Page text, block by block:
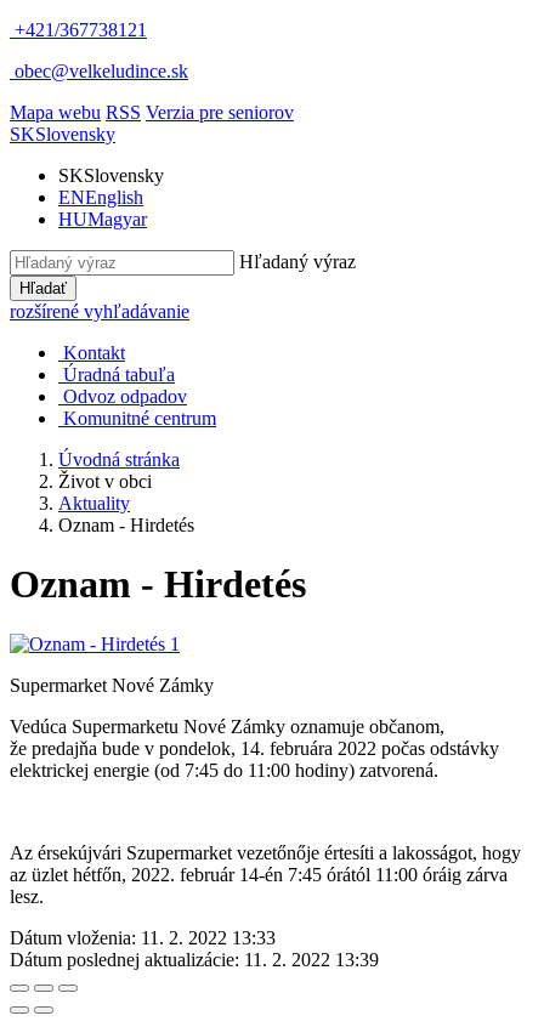
+421/367738121
obec@velkeludince.sk
Mapa webu RSS Verzia pre seniorov
SKSlovensky
SKSlovensky
ENEnglish
HUMagyar
Hľadaný výraz
Hľadať
rozšírené vyhľadávanie
Kontakt
Úradná tabuľa
Odvoz odpadov
Komunitné centrum
Úvodná stránka
Život v obci
Aktuality
Oznam - Hirdetés
Oznam - Hirdetés
Supermarket Nové Zámky
Vedúca Supermarketu Nové Zámky oznamuje občanom,
že predajňa bude v pondelok, 14. februára 2022 počas odstávky
elektrickej energie (od 7:45 do 11:00 hodiny) zatvorená.
Az érsekújvári Szupermarket vezetőnője értesíti a lakosságot, hogy
az üzlet hétfőn, 2022. február 14-én 7:45 órától 11:00 óráig zárva
lesz.
Dátum vloženia: 11. 2. 2022 13:33
Dátum poslednej aktualizácie: 11. 2. 2022 13:39